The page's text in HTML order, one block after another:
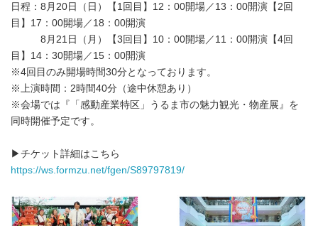
日程：8月20日（日）【1回目】12：00開場／13：00開演【2回
目】17：00開場／18：00開演
8月21日（月）【3回目】10：00開場／11：00開演【4回
目】14：30開場／15：00開演
※4回目のみ開場時間30分となっております。
※上演時間：2時間40分（途中休憩あり）
※会場では『「感動産業特区」うるま市の魅力観光・物産展』を
同時開催予定です。
▶チケット詳細はこちら
https://ws.formzu.net/fgen/S89797819/